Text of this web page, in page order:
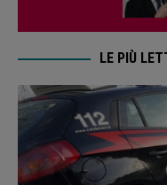
LE PIÙ